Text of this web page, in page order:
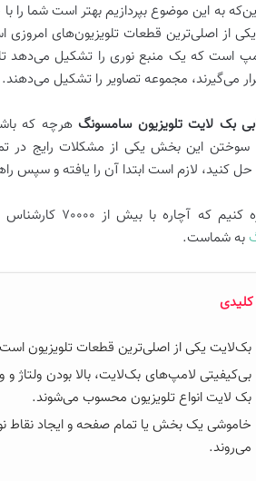
به این موضوع بپردازیم بهتر است شما
از اصلی‌ترین قطعات تلویزیون‌های امروزی
است که یک منبع نوری را تشکیل می‌دهد
می‌گیرند، مجموعه تصاویر را تشکیل می‌دهند.
بک لایت تلویزیون سامسونگهرچه که
کنید، لازم است ابتدا آن را یافته و سپس
با بیش از 70000 کارشناس خبره، آماده ارائه همه خدمات تخصصی نصب و
به شماست.
بک‌لایت یکی از اصلی‌ترین قطعات تلویزیون‌
بی‌کیفیتی لامپ‌های بک‌لایت، بالا بودن ولتاژ
بک لایت انواع تلویزیون محسوب می‌شوند.
خاموشی یک بخش یا تمام صفحه و ایجاد نقاط
می‌روند.